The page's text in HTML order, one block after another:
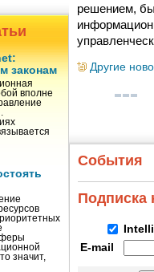
законам
вполне
значит,
решением,
Другие
События
Подписка
E-mail